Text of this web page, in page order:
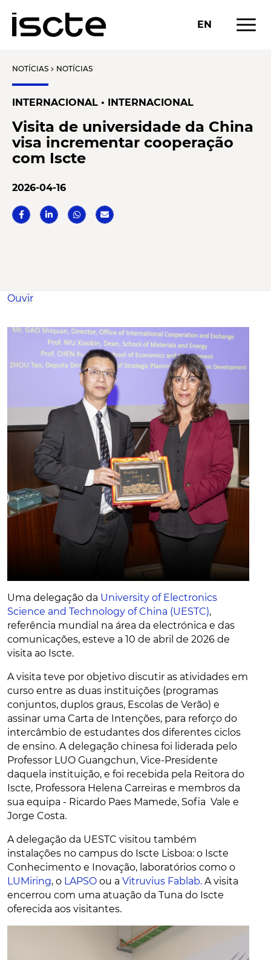
EN menu
NOTÍCIAS chevron_right NOTÍCIAS
INTERNACIONAL • INTERNACIONAL
Visita de universidade da China
visa incrementar cooperação
com Iscte
2026-04-16
Ouvir
Uma delegação da University of Electronics
Science and Technology of China (UESTC),
referência mundial na área da electrónica e das
comunicações, esteve a 10 de abril de 2026 de
visita ao Iscte.
A visita teve por objetivo discutir as atividades em
curso entre as duas instituições (programas
conjuntos, duplos graus, Escolas de Verão) e
assinar uma Carta de Intenções, para reforço do
intercâmbio de estudantes dos diferentes ciclos
de ensino. A delegação chinesa foi liderada pelo
Professor LUO Guangchun, Vice-Presidente
daquela instituição, e foi recebida pela Reitora do
Iscte, Professora Helena Carreiras e membros da
sua equipa - Ricardo Paes Mamede, Sofia Vale e
Jorge Costa.
A delegação da UESTC visitou também
instalações no campus do Iscte Lisboa: o Iscte
Conhecimento e Inovação, laboratórios como o
LUMiring, o LAPSO ou a Vitruvius Fablab. A visita
encerrou com uma atuação da Tuna do Iscte
oferecida aos visitantes.